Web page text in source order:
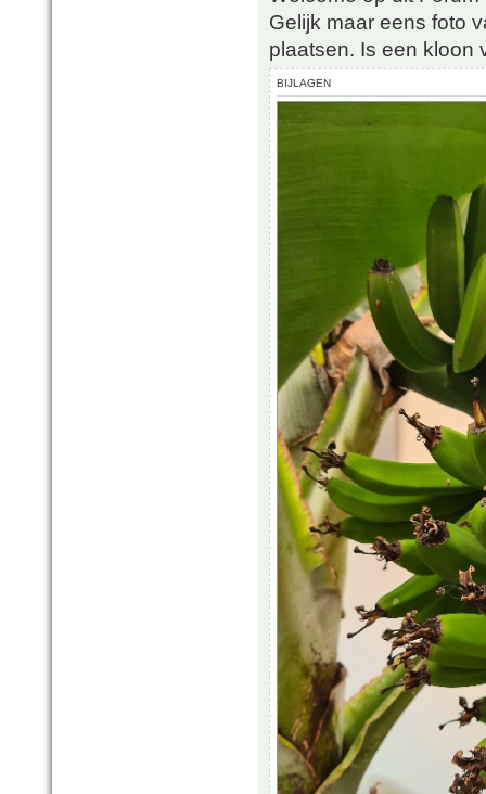
Gelijk maar eens foto
plaatsen. Is een kloon
BIJLAGEN